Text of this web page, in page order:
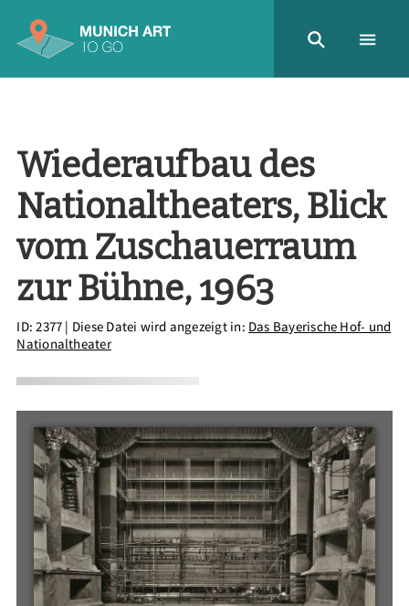
Wiederaufbau des
Nationaltheaters, Blick
vom Zuschauerraum
zur Bühne, 1963
ID: 2377 | Diese Datei wird angezeigt in: Das Bayerische Hof- und
Nationaltheater